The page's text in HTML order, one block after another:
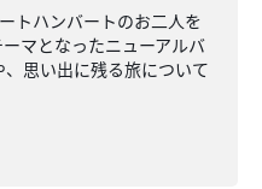
トハンバートのお二人を
マとなったニューアルバ
思い出に残る旅について